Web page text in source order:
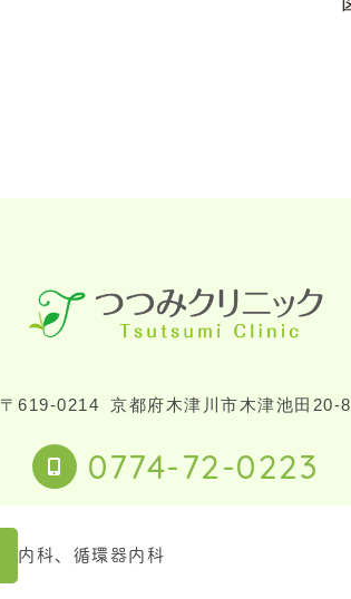
〒619-0214 京都府木津川市木津池田20-8
0774-72-0223
内科、循環器内科